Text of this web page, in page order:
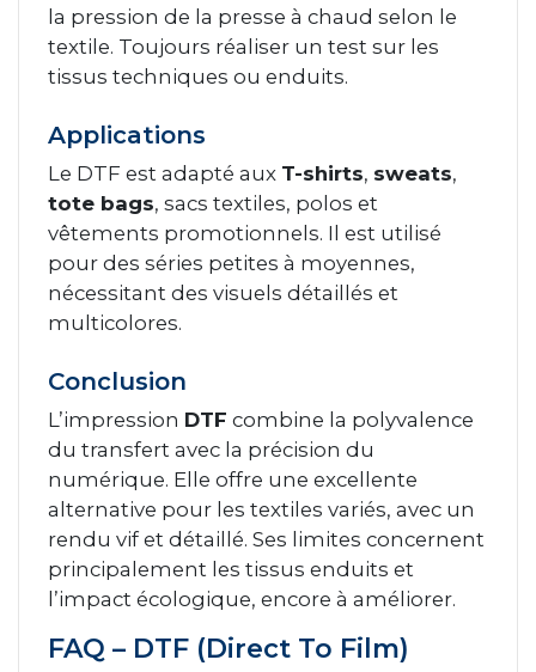
la pression de la presse à chaud selon le
textile. Toujours réaliser un test sur les
tissus techniques ou enduits.
Applications
Le DTF est adapté aux T-shirts, sweats,
tote bags, sacs textiles, polos et
vêtements promotionnels. Il est utilisé
pour des séries petites à moyennes,
nécessitant des visuels détaillés et
multicolores.
Conclusion
L’impression DTF combine la polyvalence
du transfert avec la précision du
numérique. Elle offre une excellente
alternative pour les textiles variés, avec un
rendu vif et détaillé. Ses limites concernent
principalement les tissus enduits et
l’impact écologique, encore à améliorer.
FAQ – DTF (Direct To Film)